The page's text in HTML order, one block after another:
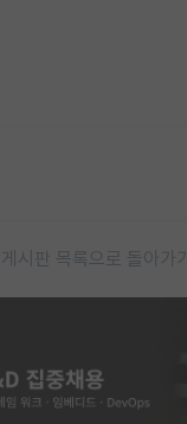
게시판 목록으로 돌아가기